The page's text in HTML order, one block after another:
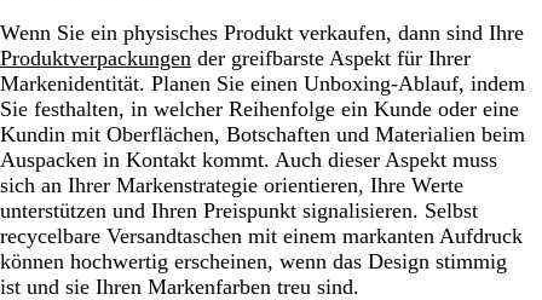
Wenn Sie ein physisches Produkt verkaufen, dann sind Ihre
Produktverpackungen der greifbarste Aspekt für Ihrer
Markenidentität. Planen Sie einen Unboxing-Ablauf, indem
Sie festhalten, in welcher Reihenfolge ein Kunde oder eine
Kundin mit Oberflächen, Botschaften und Materialien beim
Auspacken in Kontakt kommt. Auch dieser Aspekt muss
sich an Ihrer Markenstrategie orientieren, Ihre Werte
unterstützen und Ihren Preispunkt signalisieren. Selbst
recycelbare Versandtaschen mit einem markanten Aufdruck
können hochwertig erscheinen, wenn das Design stimmig
ist und sie Ihren Markenfarben treu sind.